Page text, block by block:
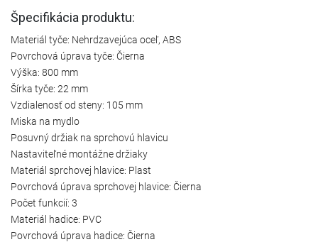
Špecifikácia produktu:
Materiál tyče: Nehrdzavejúca oceľ, ABS
Povrchová úprava tyče: Čierna
Výška: 800 mm
Šírka tyče: 22 mm
Vzdialenosť od steny: 105 mm
Miska na mydlo
Posuvný držiak na sprchovú hlavicu
Nastaviteľné montážne držiaky
Materiál sprchovej hlavice: Plast
Povrchová úprava sprchovej hlavice: Čierna
Počet funkcií: 3
Materiál hadice: PVC
Povrchová úprava hadice: Čierna